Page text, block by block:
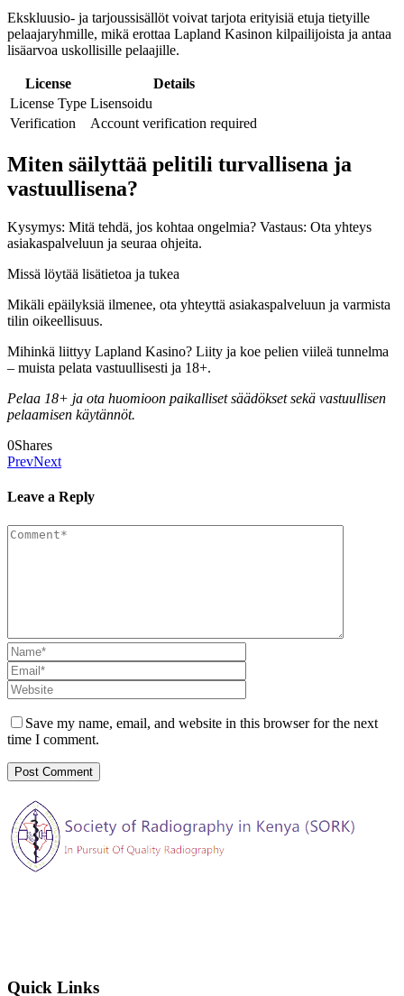
Ekskluusio- ja tarjoussisällöt voivat tarjota erityisiä etuja tietyille
pelaajaryhmille, mikä erottaa Lapland Kasinon kilpailijoista ja antaa
lisäarvoa uskollisille pelaajille.
License
Details
License Type Lisensoidu
Verification
Account verification required
Miten säilyttää pelitili turvallisena ja
vastuullisena?
Kysymys: Mitä tehdä, jos kohtaa ongelmia? Vastaus: Ota yhteys
asiakaspalveluun ja seuraa ohjeita.
Missä löytää lisätietoa ja tukea
Mikäli epäilyksiä ilmenee, ota yhteyttä asiakaspalveluun ja varmista
tilin oikeellisuus.
Mihinkä liittyy Lapland Kasino? Liity ja koe pelien viileä tunnelma
– muista pelata vastuullisesti ja 18+.
Pelaa 18+ ja ota huomioon paikalliset säädökset sekä vastuullisen
pelaamisen käytännöt.
0Shares
PrevNext
Leave a Reply
Save my name, email, and website in this browser for the next
time I comment.
Quick Links